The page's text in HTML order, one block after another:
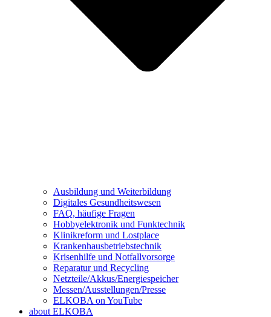
Ausbildung und Weiterbildung
Digitales Gesundheitswesen
FAQ, häufige Fragen
Hobbyelektronik und Funktechnik
Klinikreform und Lostplace
Krankenhausbetriebstechnik
Krisenhilfe und Notfallvorsorge
Reparatur und Recycling
Netzteile/Akkus/Energiespeicher
Messen/Ausstellungen/Presse
ELKOBA on YouTube
about ELKOBA